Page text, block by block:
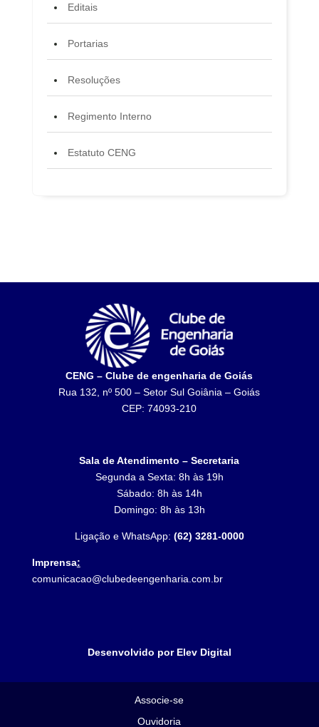
Editais
Portarias
Resoluções
Regimento Interno
Estatuto CENG
CENG – Clube de engenharia de Goiás
Rua 132, nº 500 – Setor Sul Goiânia – Goiás
CEP: 74093-210
Sala de Atendimento – Secretaria
Segunda a Sexta: 8h às 19h
Sábado: 8h às 14h
Domingo: 8h às 13h
Ligação e WhatsApp: (62) 3281-0000
Imprensa:
comunicacao@clubedeengenharia.com.br
Desenvolvido por Elev Digital
Associe-se
Ouvidoria